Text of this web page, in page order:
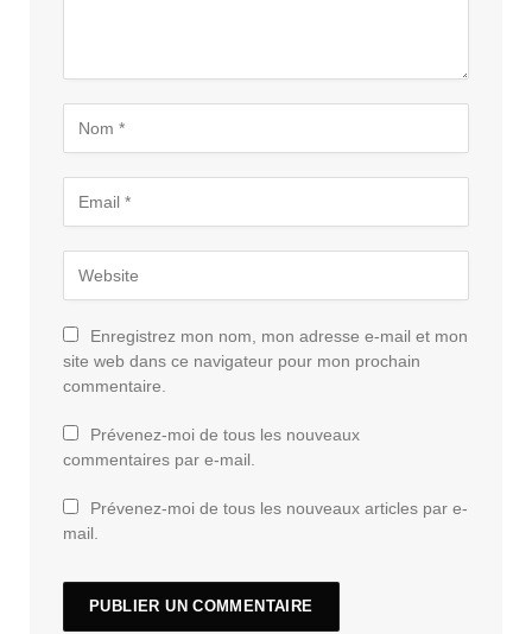
Enregistrez mon nom, mon adresse e-mail et mon
site web dans ce navigateur pour mon prochain
commentaire.
Prévenez-moi de tous les nouveaux
commentaires par e-mail.
Prévenez-moi de tous les nouveaux articles par e-
mail.